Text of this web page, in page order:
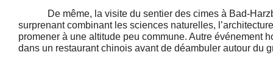
De même, la visite du sentier des cimes à Bad-
surprenant combinant les sciences naturelles,
promener à une altitude peu commune. Autre événement
dans un restaurant chinois avant de déambuler autour du